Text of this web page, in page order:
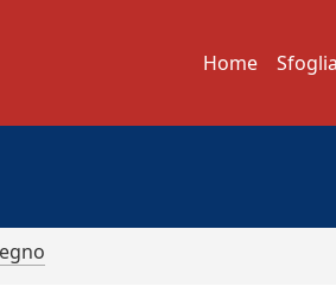
Home Sfoglia